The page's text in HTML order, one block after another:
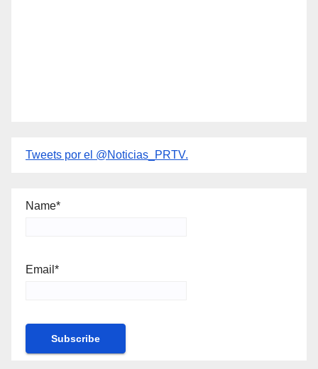
Tweets por el @Noticias_PRTV.
Name*
Email*